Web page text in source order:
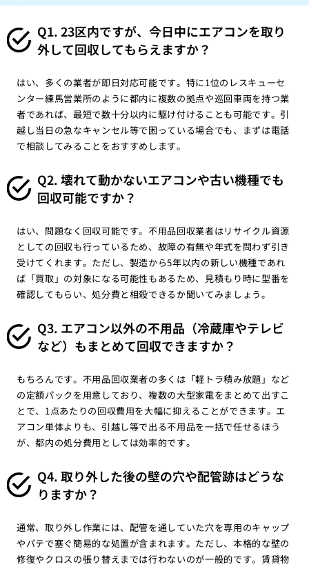
Q1. 23区内ですが、今日中にエアコンを取り
外して回収してもらえますか？
はい、多くの業者が即日対応可能です。特に1位のレスキューセ
ンター練馬営業所のように都内に複数の拠点や巡回車両を持つ業
者であれば、最短で数十分以内に駆け付けることも可能です。引
越し当日の急なキャンセル等で困っている場合でも、まずは電話
で相談してみることをおすすめします。
Q2. 壊れて動かないエアコンや古い機種でも
回収可能ですか？
はい、問題なく回収可能です。不用品回収業者はリサイクル資源
としての回収も行っているため、故障の有無や年式を問わず引き
受けてくれます。ただし、製造から5年以内の新しい機種であれ
ば「買取」の対象になる可能性もあるため、見積もり時に型番を
確認してもらい、処分費と相殺できるか聞いてみましょう。
Q3. エアコン以外の不用品（冷蔵庫やテレビ
など）もまとめて回収できますか？
もちろんです。不用品回収業者の多くは「軽トラ積み放題」など
の定額パックを用意しており、複数の大型家電をまとめて出すこ
とで、1点あたりの回収費用を大幅に抑えることができます。エ
アコン単体よりも、引越し等で出る不用品を一括で任せるほう
が、都内の処分費用としては効率的です。
Q4. 取り外した後の壁の穴や配管跡はどうな
りますか？
通常、取り外し作業には、配管を通していた穴を専用のキャップ
やパテで塞ぐ簡易的な処置が含まれます。ただし、本格的な壁の
修復やクロスの張り替えまでは行わないのが一般的です。賃貸物